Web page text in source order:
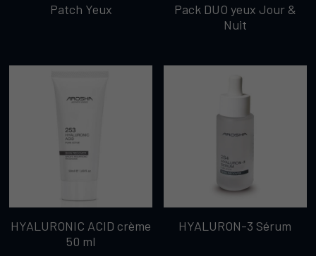
Patch Yeux
Pack DUO yeux Jour &
Nuit
HYALURONIC ACID crème
50 ml
HYALURON-3 Sérum